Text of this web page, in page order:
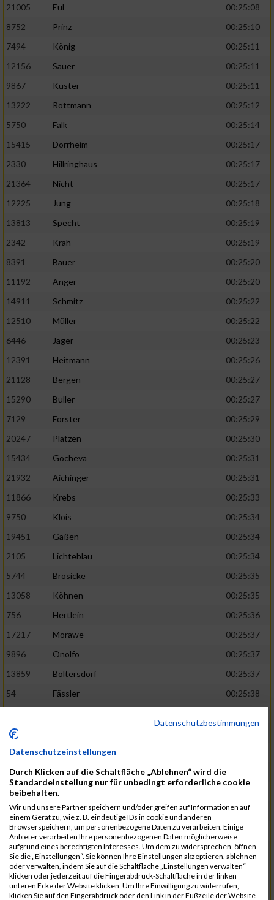
21005
Eul
00:25:08
8752
Prinz
00:25:10
7494
König
00:25:11
12156
Sauer
00:25:11
9867
Küster
00:25:11
13222
Rottmann
00:25:12
5750
Falk
00:25:14
15415
Dörrheim
00:25:17
2330
Hillringhaus
00:25:17
21364
Nicht
00:25:17
12225
Jung
00:25:18
13813
Specht
00:25:19
2342
Krah
00:25:19
8391
Bauer
00:25:20
11192
Anger
00:25:20
14911
Schmitz
00:25:22
12510
Müller
00:25:22
6446
Jäger
00:25:23
12391
Heitmann
00:25:26
21128
Bergen
00:25:27
15290
Buller
00:25:27
7129
Forster
00:25:29
20247
Platzen
00:25:30
15434
Gocheva
00:25:31
21932
Aichinger
00:25:31
11866
Krebs
00:25:33
9750
Klois
00:25:34
19451
Gaßen
00:25:34
2105
Lichteblau
00:25:34
5744
Brösicke
00:25:35
13058
Köhnen
00:25:35
756
Hertlein
00:25:36
17217
Morawe
00:25:37
9896
Onolfo
00:25:37
13859
Boltersdorf
00:25:37
54
Fässler
00:25:38
13253
2317
Golbar
5561
Lück
00:25:38
12006
Laudien
9273
Nicotra
00:25:38
7717
Lades
00:25:38
15581
Adamczak
00:25:38
3162
Heilig
00:25:39
3107
Schork 00:25:40
Datenschutzbestimmungen
Datenschutzeinstellungen
Durch Klicken auf die Schaltfläche „Ablehnen“ wird die
Standardeinstellung nur für unbedingt erforderliche cookie
beibehalten.
Wir und unsere Partner speichern und/oder greifen auf Informationen auf
einem Gerät zu, wie z. B. eindeutige IDs in cookie und anderen
Browserspeichern, um personenbezogene Daten zu verarbeiten. Einige
Anbieter verarbeiten Ihre personenbezogenen Daten möglicherweise
aufgrund eines berechtigten Interesses. Um dem zu widersprechen, öffnen
Sie die „Einstellungen“. Sie können Ihre Einstellungen akzeptieren, ablehnen
oder verwalten, indem Sie auf die Schaltfläche „Einstellungen verwalten“
klicken oder jederzeit auf die Fingerabdruck-Schaltfläche in der linken
unteren Ecke der Website klicken. Um Ihre Einwilligung zu widerrufen,
klicken Sie auf den Fingerabdruck oder den Link in der Fußzeile der Website